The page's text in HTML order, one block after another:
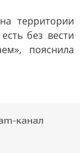
территории
без вести
пояснила
канал